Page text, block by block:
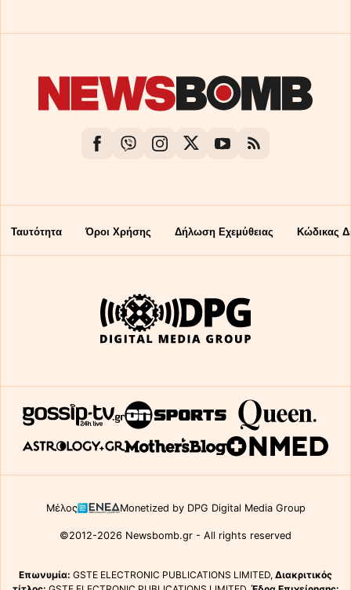
Ταυτότητα Όροι Χρήσης Δήλωση Εχεμύθειας Κώδικας
Μέλος Monetized by DPG Digital Media Group
©2012-2026 Newsbomb.gr - All rights reserved
Επωνυμία: GSTE ELECTRONIC PUBLICATIONS LIMITED, Διακριτικός